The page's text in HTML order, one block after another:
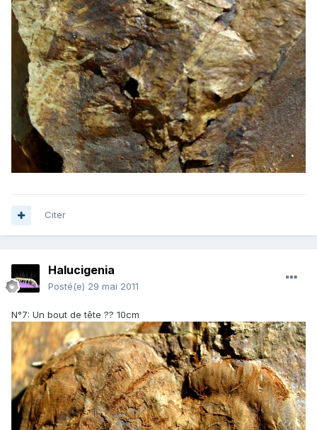
Citer
Halucigenia
Posté(e) 29 mai 2011
N°7: Un bout de tête ?? 10cm